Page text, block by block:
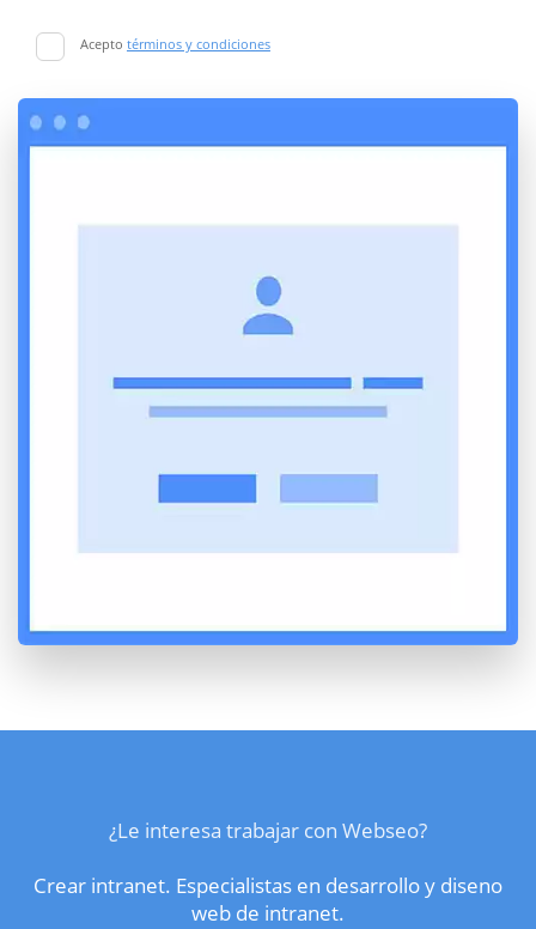
Acepto términos y condiciones
¿Le interesa trabajar con Webseo?
Crear intranet. Especialistas en desarrollo y diseno
web de intranet.